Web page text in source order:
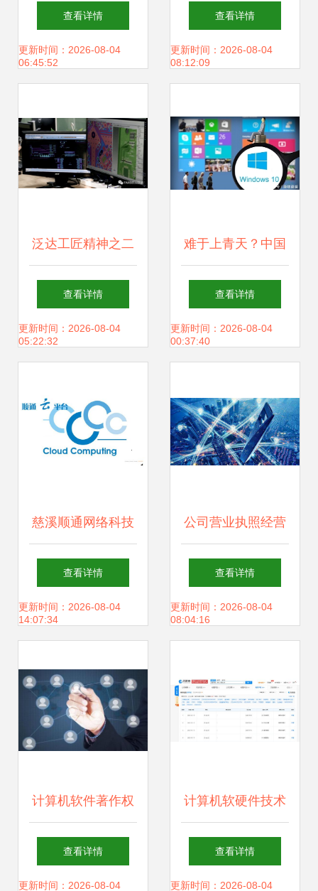
只看豪车，快来玩
转2021款哈弗
技
查看详情
更新时间：2026-08-04
06:45:52
与研发中，我曾犯
过的6个错误
查看详情
更新时间：2026-08-04
08:12:09
泛达工匠精神之二
产品研发
查看详情
更新时间：2026-08-04
05:22:32
难于上青天？中国
自研电脑系统的普
及时机与挑战
查看详情
更新时间：2026-08-04
00:37:40
慈溪顺通网络科技
首商网 深耕计算机
软硬件技术研发，
查看详情
更新时间：2026-08-04
14:07:34
公司营业执照经营
范围的构成要素 计
算机软硬件技术开
查看详情
更新时间：2026-08-04
08:04:16
计算机软件著作权
登记流程详解与技
术开发指南
查看详情
更新时间：2026-08-04
计算机软硬件技术
开发现状与趋势
查看详情
更新时间：2026-08-04